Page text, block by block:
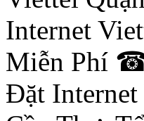
Internet
Miễn Phí
Đặt